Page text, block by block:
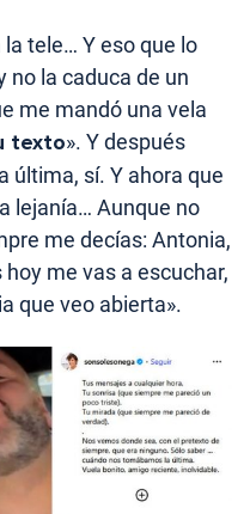
la tele… Y eso que lo
no la caduca de un
me mandó una vela
texto». Y después
última, sí. Y ahora que
lejanía… Aunque no
me decías: Antonia,
me vas a escuchar,
que veo abierta».